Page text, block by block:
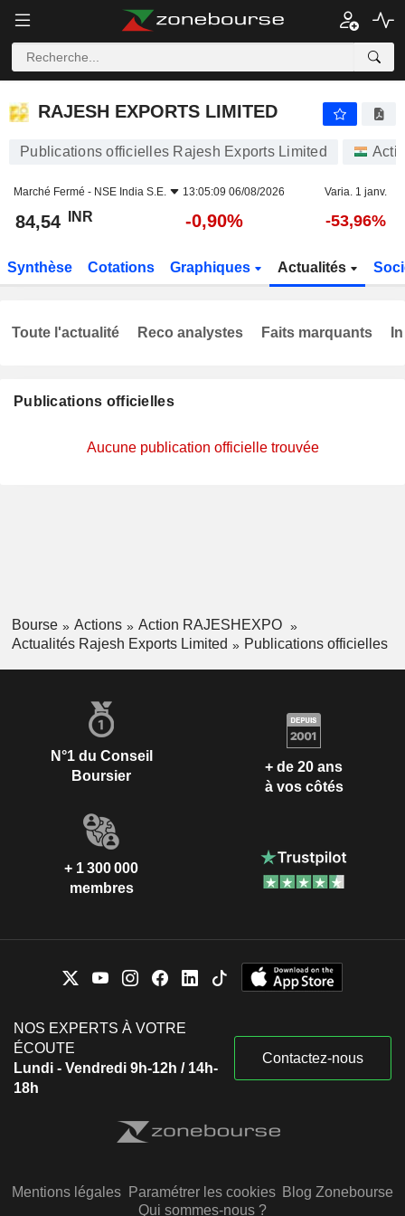
RAJESH EXPORTS LIMITED
RAJESH EXPORTS LIMITED
Publications officielles Rajesh Exports Limited
Marché Fermé - NSE India S.E. 13:05:09 06/08/2026 Varia. 1 janv.
84,54 INR -0,90% -53,96%
Synthèse Cotations Graphiques Actualités
Publications officielles
Aucune publication officielle trouvée
Toute l'actualité Reco analystes Faits marquants
Bourse Actions
Action RAJESHEXPO
Actualités Rajesh Exports Limited
Publications officielles
N°1 du Conseil
Boursier
+ de 20 ans
à vos côtés
+ 1 300 000
membres
NOS EXPERTS À VOTRE
ÉCOUTE
Lundi - Vendredi 9h-12h / 14h-
18h
Contactez-nous
Mentions légales Paramétrer les cookies Blog Zonebourse
Qui sommes-nous ?